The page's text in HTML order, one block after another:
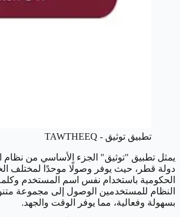
تطبيق توثيق - TAWTHEEQ
يمثل تطبيق "توثيق" الجزء الأساسي من نظام
دولة قطر، حيث يوفر وصولًا موحدًا لمختلف
الحكومية باستخدام نفس اسم المستخدم وكلمة
النظام للمستخدمين الوصول إلى مجموعة
بسهولة وفعالية، مما يوفر الوقت والجهد.